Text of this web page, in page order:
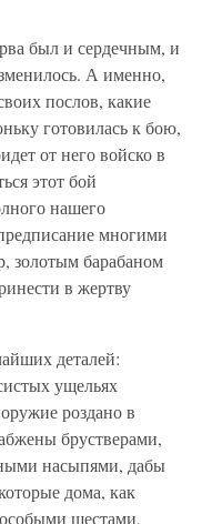
был и сердечным, и
А именно,
послов, какие
готовилась к бою,
от него войско в
этот бой
нашего
многими
золотым барабаном
в жертву
деталей:
ущельях
роздано в
брустверами,
насыпями, дабы
дома, как
шестами,